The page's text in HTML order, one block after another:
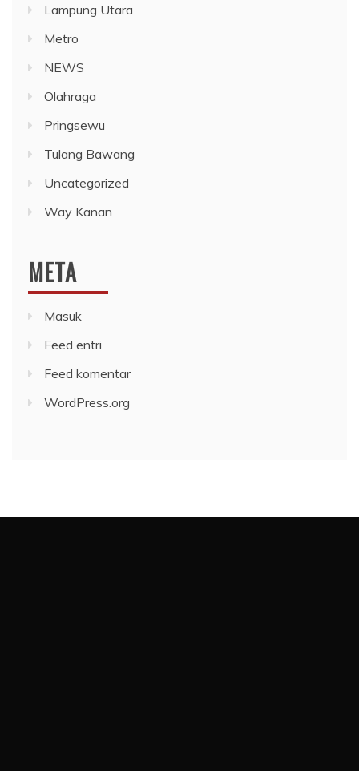
Lampung Utara
Metro
NEWS
Olahraga
Pringsewu
Tulang Bawang
Uncategorized
Way Kanan
META
Masuk
Feed entri
Feed komentar
WordPress.org